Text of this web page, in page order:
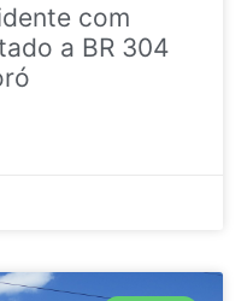
com
a BR 304